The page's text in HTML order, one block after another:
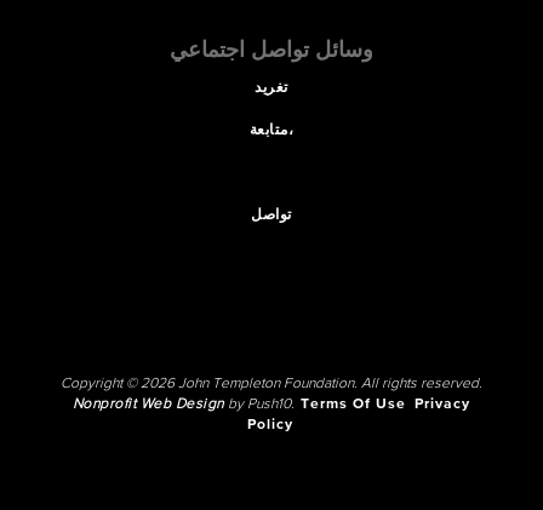
وسائل تواصل اجتماعي
تغريد
متابعة،
تواصل
Copyright © 2026 John Templeton Foundation. All rights reserved.
Nonprofit Web Designby Push10. Terms Of Use
Privacy
Policy